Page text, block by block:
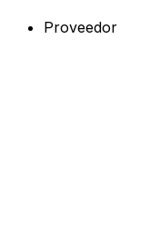
Proveedor